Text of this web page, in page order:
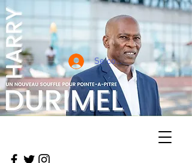
Se connecter